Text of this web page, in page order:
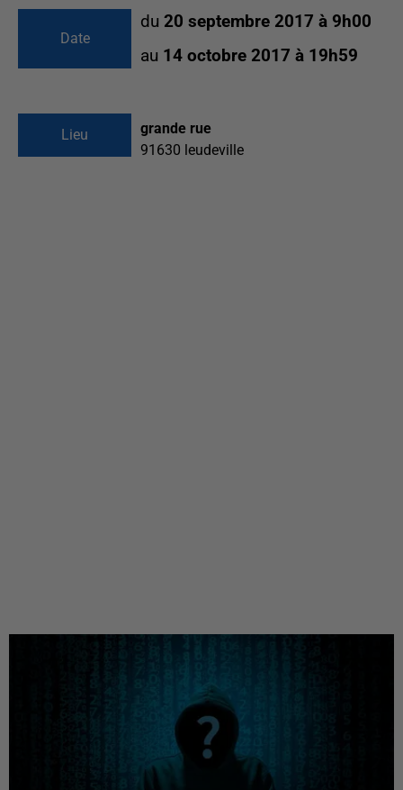
Date
du 20 septembre 2017 à 9h00
au 14 octobre 2017 à 19h59
Lieu
grande rue
91630 leudeville